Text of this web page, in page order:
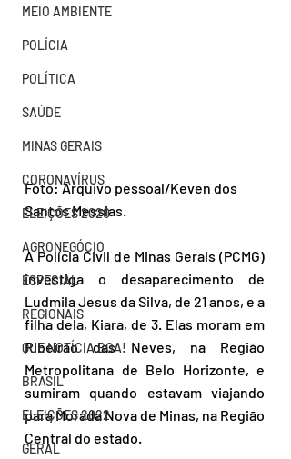
MEIO AMBIENTE
POLÍCIA
POLÍTICA
SAÚDE
MINAS GERAIS
CORONAVÍRUS
ELEIÇÕES 2020
AGRONEGÓCIO
ESPECIAL
REGIONAIS
QUE NOTÍCIA BOA!
BRASIL
ELEIÇÕES 2022
GERAL
Foto: Arquivo pessoal/Keven dos
Santos Messias.
A Polícia Civil de Minas Gerais (PCMG)
investiga o desaparecimento de
Ludmila Jesus da Silva, de 21 anos, e a
filha dela, Kiara, de 3. Elas moram em
Ribeirão das Neves, na Região
Metropolitana de Belo Horizonte, e
sumiram quando estavam viajando
para Morada Nova de Minas, na Região
Central do estado.